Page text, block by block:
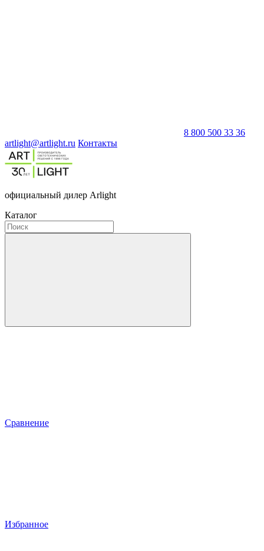
8 800 500 33 36
artlight@artlight.ru Контакты
официальный дилер Arlight
Каталог
Сравнение
Избранное